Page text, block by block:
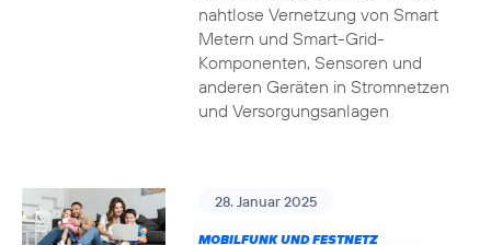
nahtlose Vernetzung von Smart
Metern und Smart-Grid-
Komponenten, Sensoren und
anderen Geräten in Stromnetzen
und Versorgungsanlagen
28. Januar 2025
MOBILFUNK UND FESTNETZ